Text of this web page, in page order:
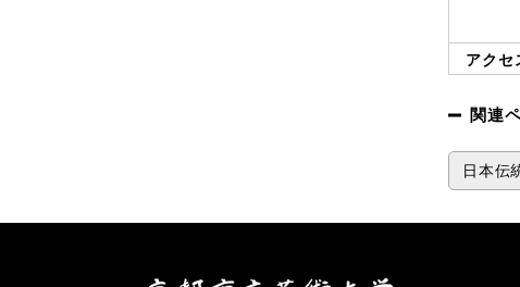
アクセ
関連
日本伝